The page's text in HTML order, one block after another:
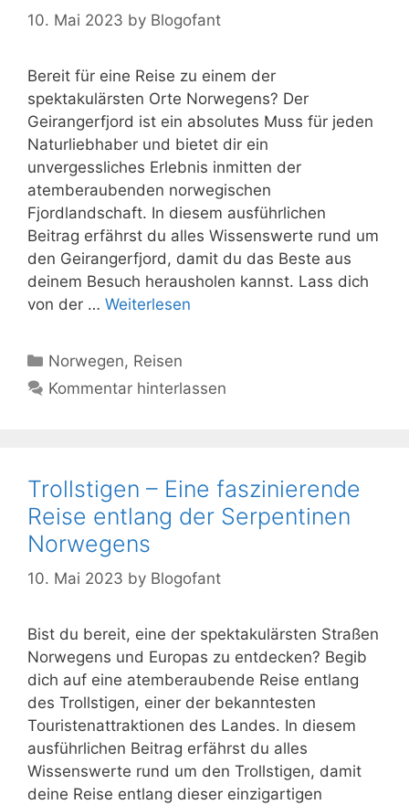
10. Mai 2023 by Blogofant
Bereit für eine Reise zu einem der
spektakulärsten Orte Norwegens? Der
Geirangerfjord ist ein absolutes Muss für jeden
Naturliebhaber und bietet dir ein
unvergessliches Erlebnis inmitten der
atemberaubenden norwegischen
Fjordlandschaft. In diesem ausführlichen
Beitrag erfährst du alles Wissenswerte rund um
den Geirangerfjord, damit du das Beste aus
deinem Besuch herausholen kannst. Lass dich
von der … Weiterlesen
Kategorien
Norwegen, Reisen
Kommentar hinterlassen
Trollstigen – Eine faszinierende
Reise entlang der Serpentinen
Norwegens
10. Mai 2023 by Blogofant
Bist du bereit, eine der spektakulärsten Straßen
Norwegens und Europas zu entdecken? Begib
dich auf eine atemberaubende Reise entlang
des Trollstigen, einer der bekanntesten
Touristenattraktionen des Landes. In diesem
ausführlichen Beitrag erfährst du alles
Wissenswerte rund um den Trollstigen, damit
deine Reise entlang dieser einzigartigen